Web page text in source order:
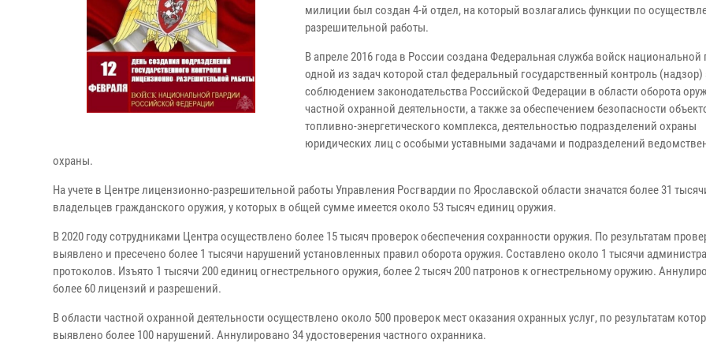
милиции был создан 4-й отдел, на который возлагались функции по
разрешительной работы.
В апреле 2016 года в России создана Федеральная служба войск национальной
одной из задач которой стал федеральный государственный контроль (надзор)
соблюдением законодательства Российской Федерации в области оборота
частной охранной деятельности, а также за обеспечением безопасности
топливно-энергетического комплекса, деятельностью подразделений охраны
юридических лиц с особыми уставными задачами и подразделений
охраны.
На учете в Центре лицензионно-разрешительной работы Управления Росгвардии по Ярославской области значатся более 31
владельцев гражданского оружия, у которых в общей сумме имеется около 53 тысяч единиц оружия.
В 2020 году сотрудниками Центра осуществлено более 15 тысяч проверок обеспечения сохранности оружия. По результатам
выявлено и пресечено более 1 тысячи нарушений установленных правил оборота оружия. Составлено около 1 тысячи
протоколов. Изъято 1 тысячи 200 единиц огнестрельного оружия, более 2 тысяч 200 патронов к огнестрельному оружию.
более 60 лицензий и разрешений.
В области частной охранной деятельности осуществлено около 500 проверок мест оказания охранных услуг, по результатам
выявлено более 100 нарушений. Аннулировано 34 удостоверения частного охранника.